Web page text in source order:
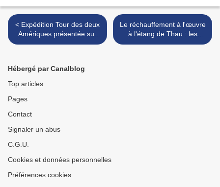
< Expédition Tour des deux
Amériques présentée sur
R.I.G 90.7 le 3 septembre -
3rd
Le réchauffement à l'œuvre
à l'étang de Thau : les
huîtres n'y ont pas résisté.
Hébergé par Canalblog
Top articles
Pages
Contact
Signaler un abus
C.G.U.
Cookies et données personnelles
Préférences cookies